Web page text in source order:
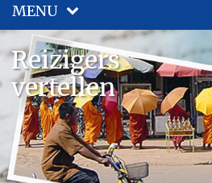
MENU
Reizigers
vertellen